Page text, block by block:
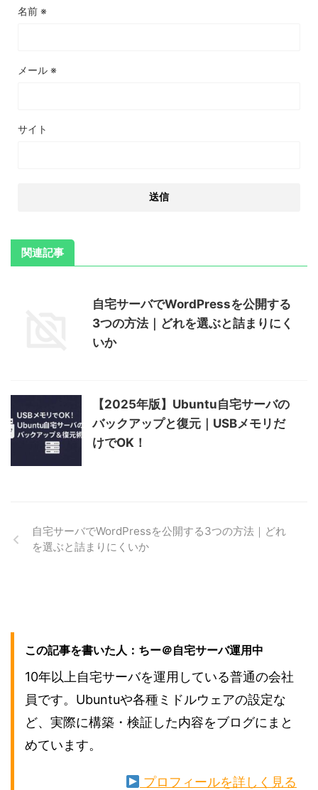
名前 ※
メール ※
サイト
関連記事
自宅サーバでWordPressを公開する
3つの方法｜どれを選ぶと詰まりにく
いか
【2025年版】Ubuntu自宅サーバの
バックアップと復元｜USBメモリだ
けでOK！
自宅サーバでWordPressを公開する3つの方法｜どれ
を選ぶと詰まりにくいか
この記事を書いた人：ちー＠自宅サーバ運用中
10年以上自宅サーバを運用している普通の会社
員です。Ubuntuや各種ミドルウェアの設定な
ど、実際に構築・検証した内容をブログにまと
めています。
プロフィールを詳しく見る